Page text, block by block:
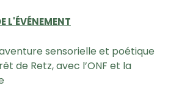
L'ÉVÉNEMENT
sensorielle et poétique
de Retz, avec l’ONF et la